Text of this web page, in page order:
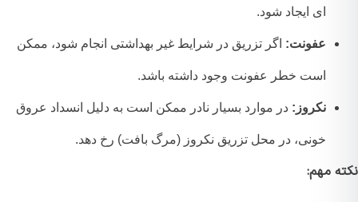
ای ایجاد شود.
عفونت:اگر تزریق در شرایط غیر بهداشتی انجام شود، ممکن
است خطر عفونت وجود داشته باشد.
نکروز: در موارد بسیار نادر ممکن است به دلیل انسداد عروق
خونی، در محل تزریق نکروز (مرگ بافت) رخ دهد.
مهم: